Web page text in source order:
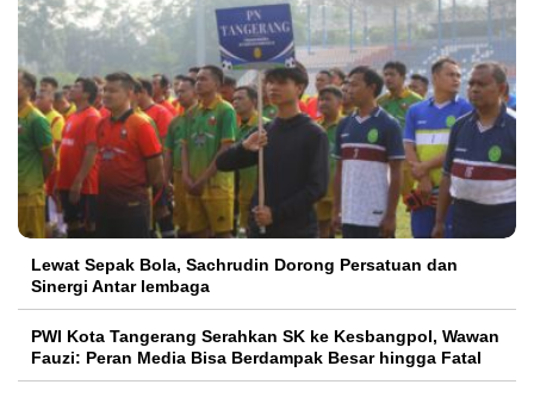
Lewat Sepak Bola, Sachrudin Dorong Persatuan dan
Sinergi Antar lembaga
PWI Kota Tangerang Serahkan SK ke Kesbangpol, Wawan
Fauzi: Peran Media Bisa Berdampak Besar hingga Fatal